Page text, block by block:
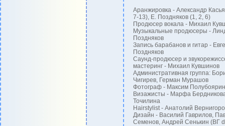
Аранжировка - Александр
7-13), Е. Поздняков (1, 2, 6)
Продюсер вокала - Михаил
Музыкальные продюсеры -
Поздняков
Запись барабанов и гитар -
Поздняков
Саунд-продюсер и
мастеринг - Михаил Кувшинов
Административная группа:
Чигирев, Герман Мурашов
Фотограф - Максим
Визажисты - Марфа
Точилина
Hairstylist - Анатолий
Дизайн - Василий Гаврилов,
Семенов, Андрей Сенькин (ВГ